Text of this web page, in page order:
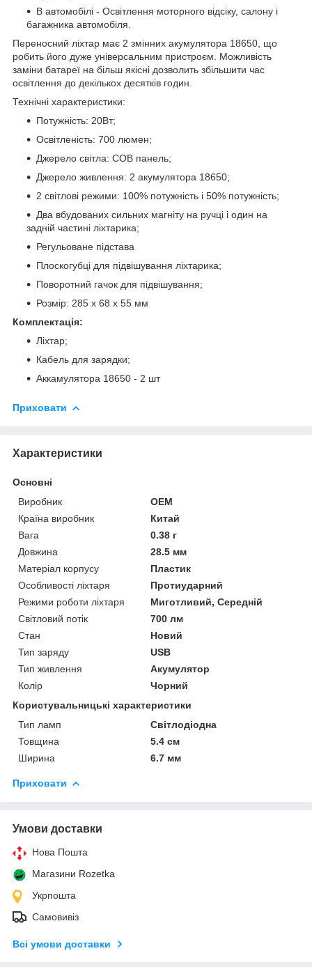
В автомобілі - Освітлення моторного відсіку, салону і
багажника автомобіля.
Переносний ліхтар має 2 змінних акумулятора 18650, що
робить його дуже універсальним пристроєм. Можливість
заміни батареї на більш якісні дозволить збільшити час
освітлення до декількох десятків годин.
Технічні характеристики:
Потужність: 20Вт;
Освітленість: 700 люмен;
Джерело світла: COB панель;
Джерело живлення: 2 акумулятора 18650;
2 світлові режими: 100% потужність і 50% потужність;
Два вбудованих сильних магніту на ручці і один на
задній частині ліхтарика;
Регульоване підстава
Плоскогубці для підвішування ліхтарика;
Поворотний гачок для підвішування;
Розмір: 285 х 68 х 55 мм
Комплектація:
Ліхтар;
Кабель для зарядки;
Аккамулятора 18650 - 2 шт
Приховати
Характеристики
Основні
Виробник
OEM
Країна виробник
Китай
Вага
0.38 г
Довжина
28.5 мм
Матеріал корпусу
Пластик
Особливості ліхтаря
Протиударний
Режими роботи ліхтаря
Миготливий, Середній
Світловий потік
700 лм
Стан
Новий
Тип заряду
USB
Тип живлення
Акумулятор
Колір
Чорний
Користувальницькі характеристики
Тип ламп
Світлодіодна
Товщина
5.4 см
Ширина
6.7 мм
Приховати
Умови доставки
Нова Пошта
Магазини Rozetka
Укрпошта
Самовивіз
Всі умови доставки